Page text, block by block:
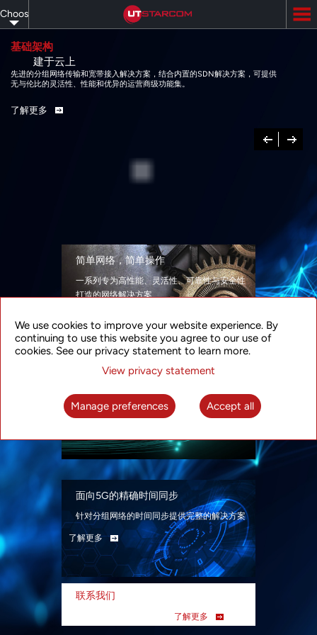
to
main
content
Choose
your
language
基础架构
建于云上
先进的分组网络传输和宽带接入解决方案，结合内置的SDN解决方案，可提供
无与伦比的灵活性、性能和优异的运营商级功能集。
了解更多
Previous
下
一
简单网络，简单操作
一系列专为高性能、灵活性、可靠性与安全性
打造的网络解决方案
智能分组光网络
面向各类应用场景、基于SDN技术的分组光网
络解决方案
面向5G的精确时间同步
针对分组网络的时间同步提供完整的解决方案
了解更多
联系我们
了解更多
We use cookies to improve your website experience. By
continuing to use this website you agree to our use of
cookies. See our privacy statement to learn more.
View privacy statement
Manage preferences Accept all